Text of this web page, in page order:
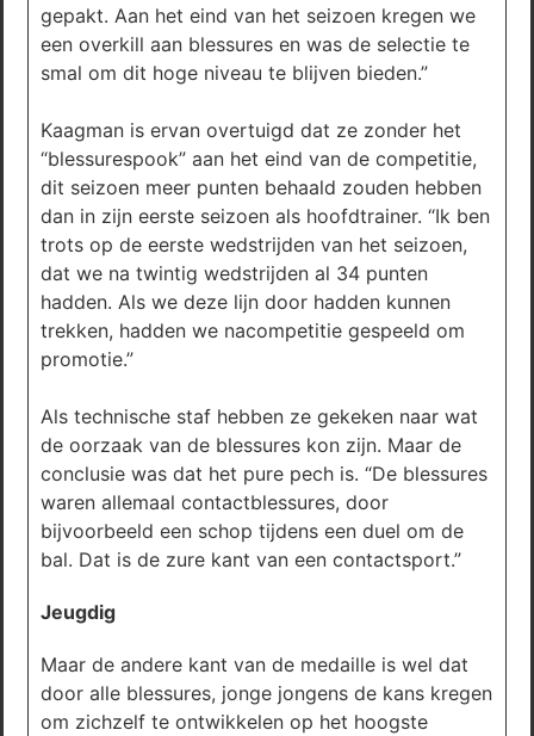
gepakt. Aan het eind van het seizoen kregen we
een overkill aan blessures en was de selectie te
smal om dit hoge niveau te blijven bieden.”
Kaagman is ervan overtuigd dat ze zonder het
“blessurespook” aan het eind van de competitie,
dit seizoen meer punten behaald zouden hebben
dan in zijn eerste seizoen als hoofdtrainer. “Ik ben
trots op de eerste wedstrijden van het seizoen,
dat we na twintig wedstrijden al 34 punten
hadden. Als we deze lijn door hadden kunnen
trekken, hadden we nacompetitie gespeeld om
promotie.”
Als technische staf hebben ze gekeken naar wat
de oorzaak van de blessures kon zijn. Maar de
conclusie was dat het pure pech is. “De blessures
waren allemaal contactblessures, door
bijvoorbeeld een schop tijdens een duel om de
bal. Dat is de zure kant van een contactsport.”
Jeugdig
Maar de andere kant van de medaille is wel dat
door alle blessures, jonge jongens de kans kregen
om zichzelf te ontwikkelen op het hoogste